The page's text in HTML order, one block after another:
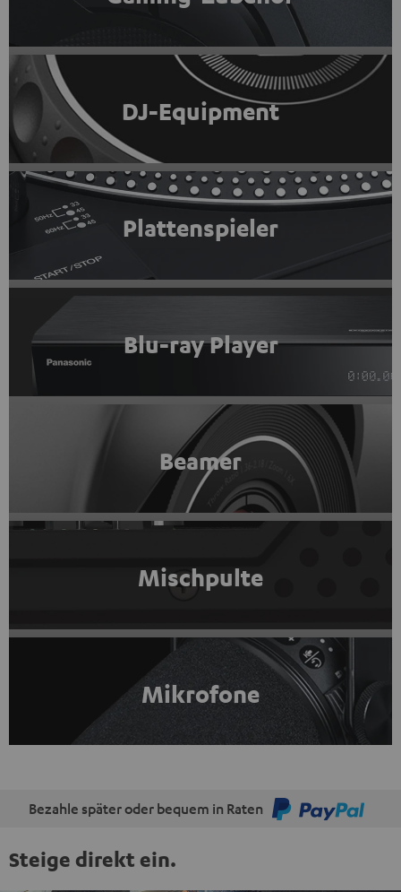
DJ-Equipment
Plattenspieler
Blu-ray Player
Beamer
Mischpulte
Mikrofone
Bezahle später oder bequem in Raten
Steige direkt ein.